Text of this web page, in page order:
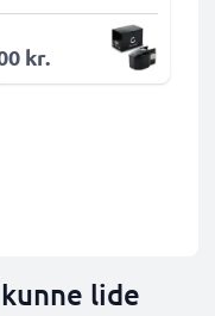
kr.
lide